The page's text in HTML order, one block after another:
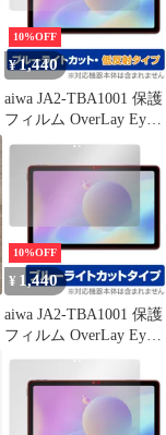
10%OFF
¥1,440
aiwa JA2-TBA1001 保護
フィルム OverLay Eye
Protector 低反射 for ア
イワ タブレット
JA2TBA1001 液晶保護
ブルーライトカット 反
射防止
10%OFF
¥ 1,440
aiwa JA2-TBA1001 保護
フィルム OverLay Eye
ブレット JA2TBA1001
液晶保護 目に優しい ブ
ルーライトカット